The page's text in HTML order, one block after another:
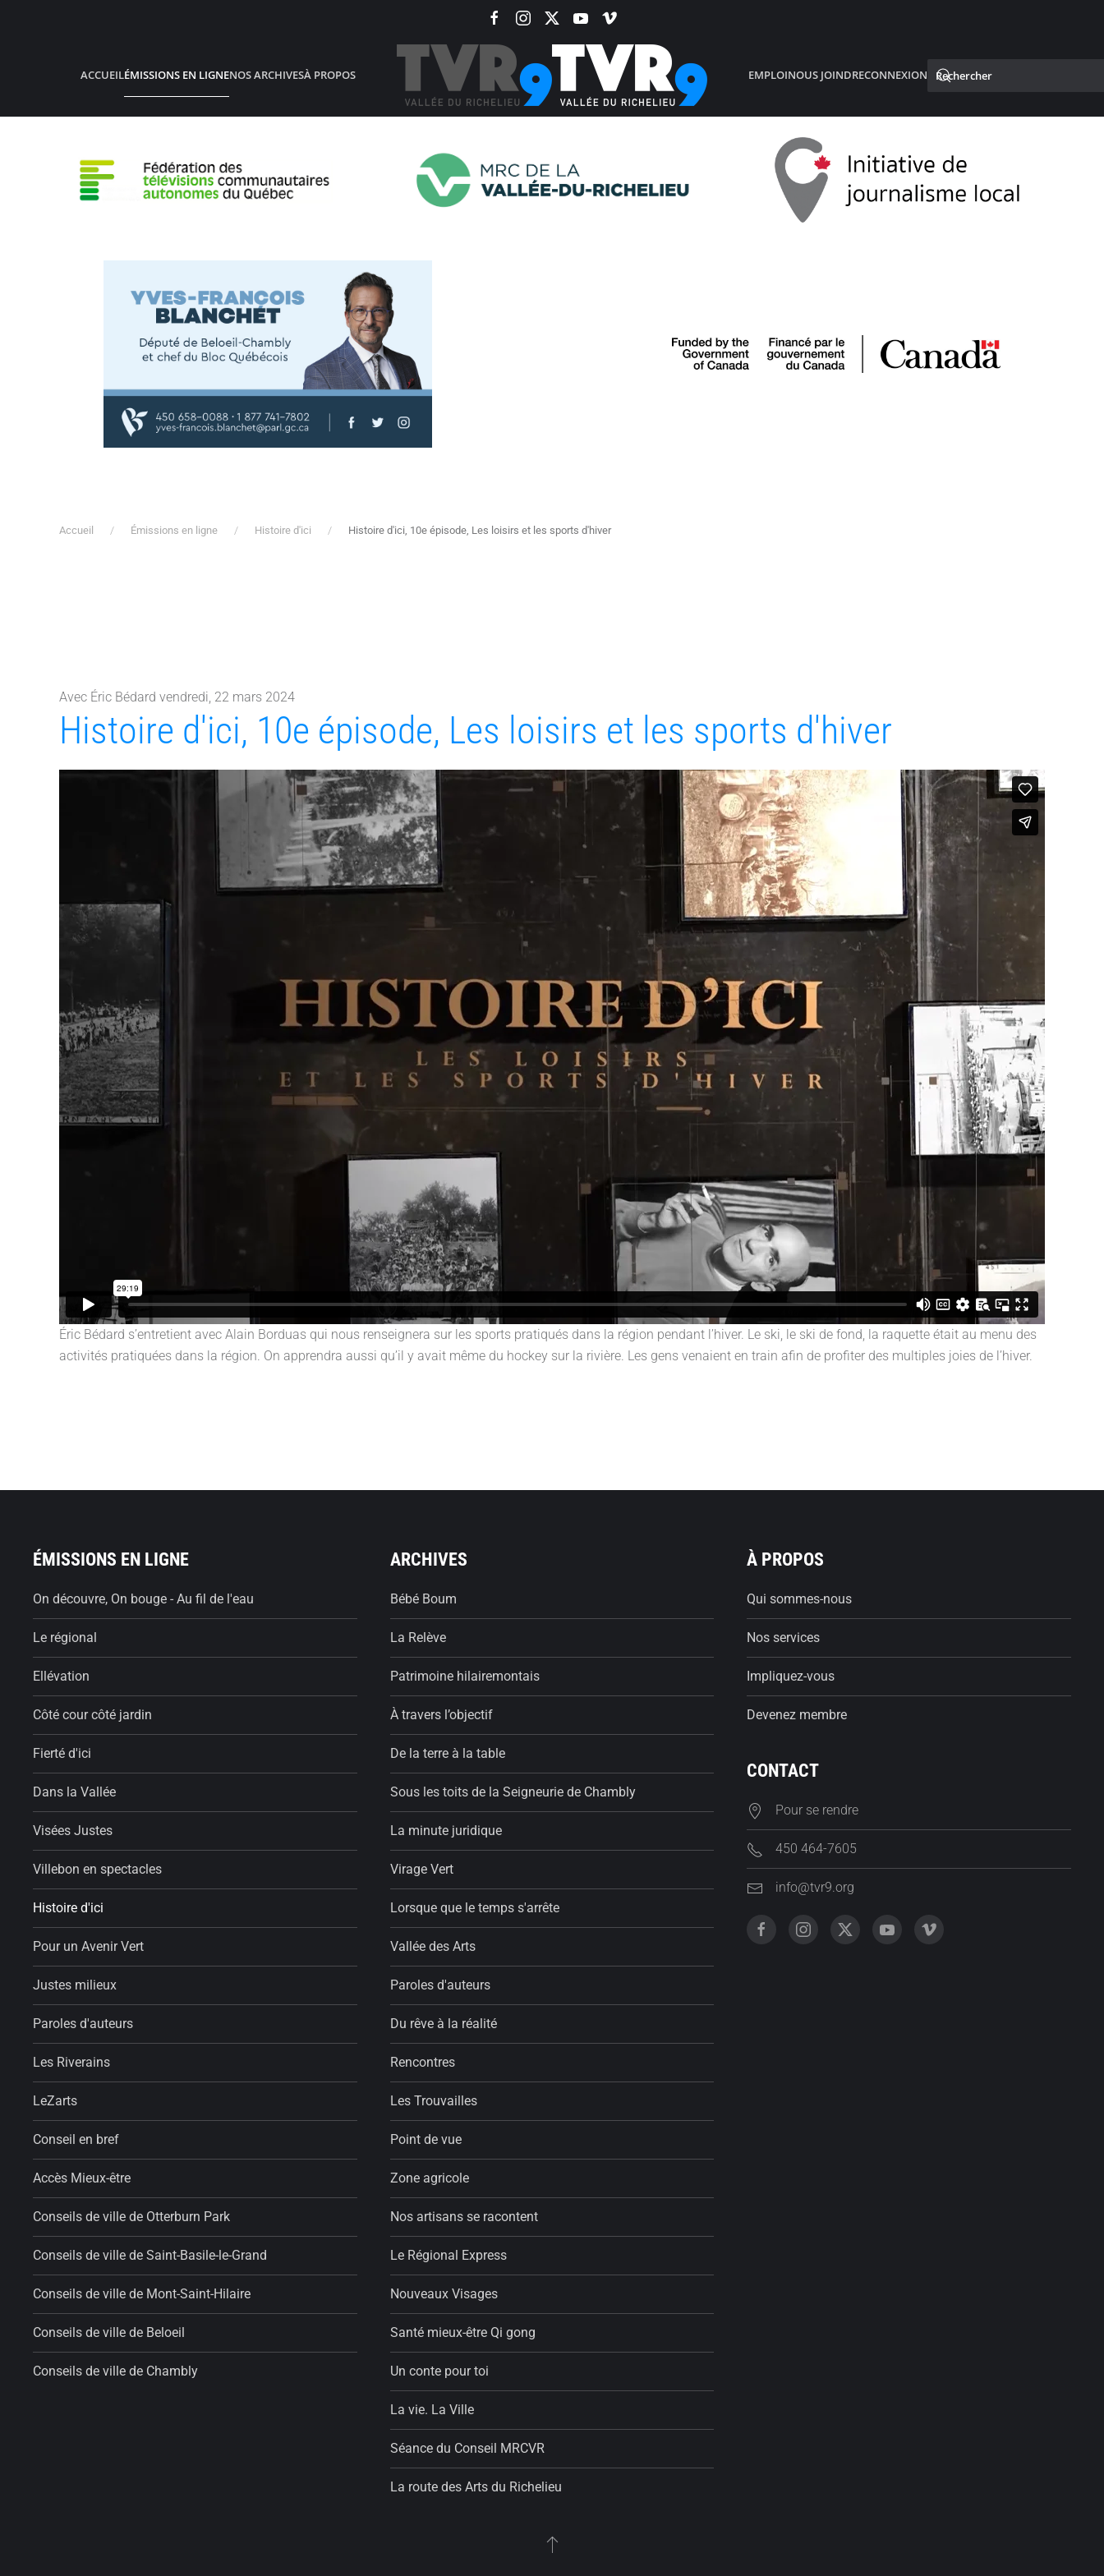
ACCUEILÉMISSIONS EN LIGNENOS ARCHIVESÀ PROPOS EMPLOINOUS JOINDRECONNEXION
Accueil Émissions en ligne Histoire d'ici Histoire d'ici, 10e épisode, Les loisirs et les sports d'hiver
Avec Éric Bédard vendredi, 22 mars 2024
Histoire d'ici, 10e épisode, Les loisirs et les sports d'hiver
Éric Bédard s’entretient avec Alain Borduas qui nous renseignera sur les sports pratiqués dans la région pendant l’hiver. Le ski, le ski de fond, la raquette était au menu des
activités pratiquées dans la région. On apprendra aussi qu’il y avait même du hockey sur la rivière. Les gens venaient en train afin de profiter des multiples joies de l’hiver.
ÉMISSIONS EN LIGNE
On découvre, On bouge - Au fil de l'eau
Le régional
Ellévation
Côté cour côté jardin
Fierté d'ici
Dans la Vallée
Visées Justes
Villebon en spectacles
Histoire d'ici
Pour un Avenir Vert
Justes milieux
Paroles d'auteurs
Les Riverains
LeZarts
Conseil en bref
Accès Mieux-être
Conseils de ville de Otterburn Park
Conseils de ville de Saint-Basile-le-Grand
Conseils de ville de Mont-Saint-Hilaire
Conseils de ville de Beloeil
Conseils de ville de Chambly
ARCHIVES
Bébé Boum
La Relève
Patrimoine hilairemontais
À travers l’objectif
De la terre à la table
Sous les toits de la Seigneurie de Chambly
La minute juridique
Virage Vert
Lorsque que le temps s'arrête
Vallée des Arts
Paroles d'auteurs
Du rêve à la réalité
Rencontres
Les Trouvailles
Point de vue
Zone agricole
Nos artisans se racontent
Le Régional Express
Nouveaux Visages
Santé mieux-être Qi gong
Un conte pour toi
La vie. La Ville
Séance du Conseil MRCVR
La route des Arts du Richelieu
À PROPOS
Qui sommes-nous
Nos services
Impliquez-vous
Devenez membre
CONTACT
Pour se rendre
450 464-7605
info@tvr9.org